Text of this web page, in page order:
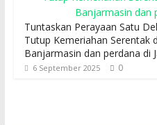
Tuntaskan Perayaan Satu
Tutup Kemeriahan Serentak
Banjarmasin dan perdana di
6 September 2025 0